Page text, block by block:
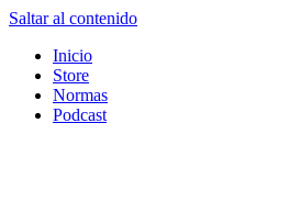
Saltar al contenido
Inicio
Store
Normas
Podcast